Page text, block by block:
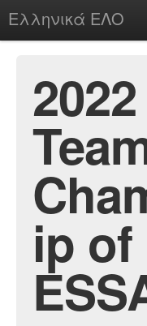
Ελληνικά ΕΛΟ
chesstu.be @ discord
Login
ip of